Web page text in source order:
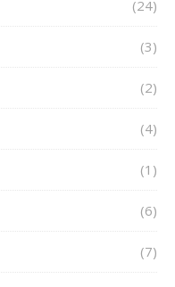
(24)
(3)
(2)
(4)
(1)
(6)
(7)